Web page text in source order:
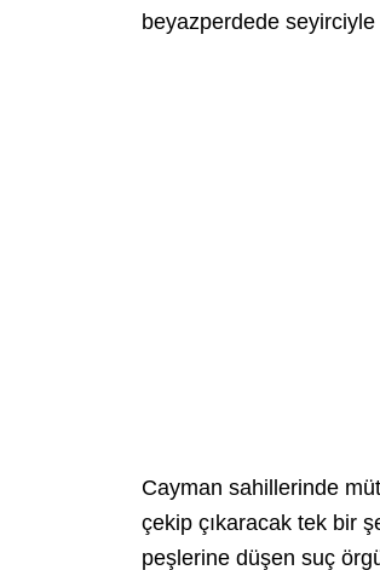
beyazperdede
Cayman sahillerinde
çekip çıkaracak tek bir
peşlerine düşen suç